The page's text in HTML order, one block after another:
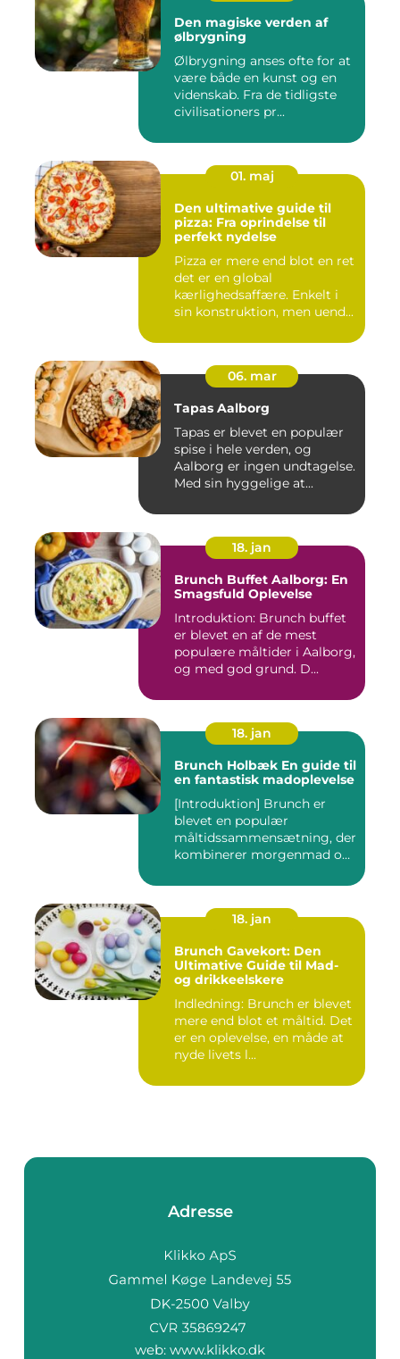
Den magiske verden af
ølbrygning
Ølbrygning anses ofte for at
være både en kunst og en
videnskab. Fra de tidligste
civilisationers pr...
01. maj
Den ultimative guide til
pizza: Fra oprindelse til
perfekt nydelse
Pizza er mere end blot en ret
det er en global
kærlighedsaffære. Enkelt i
sin konstruktion, men uend...
06. mar
Tapas Aalborg
Tapas er blevet en populær
spise i hele verden, og
Aalborg er ingen undtagelse.
Med sin hyggelige at...
18. jan
Brunch Buffet Aalborg: En
Smagsfuld Oplevelse
Introduktion: Brunch buffet
er blevet en af de mest
populære måltider i Aalborg,
og med god grund. D...
18. jan
Brunch Holbæk En guide til
en fantastisk madoplevelse
[Introduktion] Brunch er
blevet en populær
måltidssammensætning, der
kombinerer morgenmad og
18. jan
Brunch Gavekort: Den
Ultimative Guide til Mad-
og drikkeelskere
Indledning: Brunch er blevet
mere end blot et måltid. Det
er en oplevelse, en måde at
nyde livets l...
Adresse
web: www.klikko.dk